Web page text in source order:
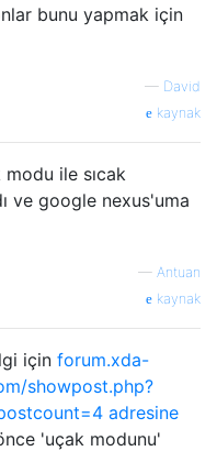
bunu yapmak için
— David
kaynak
ile sıcak
ve google nexus'uma
— Antuan
kaynak
için forum.xda-
showpost.php?
adresine
'uçak modunu'